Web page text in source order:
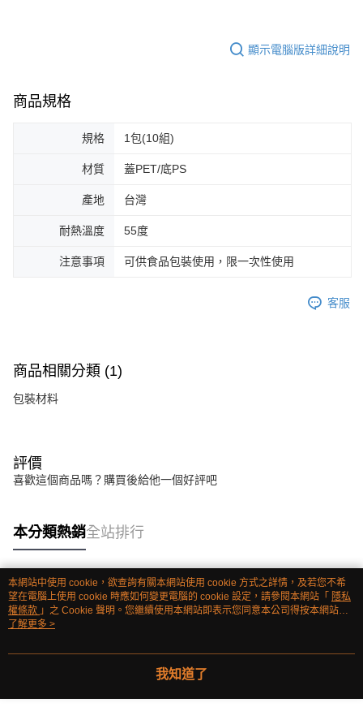
顯示電腦版詳細說明
商品規格
規格 1包(10組)
材質 蓋PET/底PS
產地 台灣
耐熱溫度 55度
注意事項 可供食品包裝使用，限一次性使用
客服
商品相關分類 (1)
包裝材料
評價
喜歡這個商品嗎？購買後給他一個好評吧
本分類熱銷全站排行
熱門標籤
本網站中使用 cookie，欲查詢有關本網站使用 cookie 方式之詳情，及若您不希
望在電腦上使用 cookie 時應如何變更電腦的 cookie 設定，請參閱本網站「 隱私
權條款 」之 Cookie 聲明。您繼續使用本網站即表示您同意本公司得按本網站使
用條款之 Cookie 聲明使用 cookie。
了解更多 >
我知道了